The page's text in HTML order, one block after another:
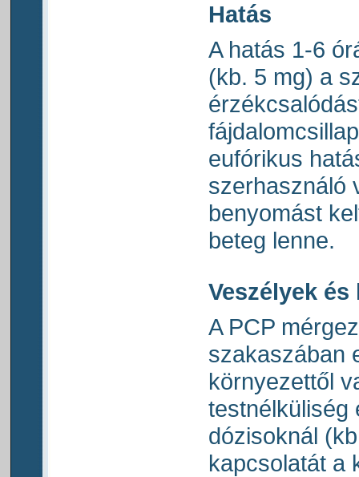
Hatás
A hatás 1-6
(kb. 5 mg) a
eufórikus
szerhasználó
benyomást
beteg lenne.
Veszélyek
A PCP
szakaszában
környezettől
testnélküliség
dózisoknál
kapcsolatát a